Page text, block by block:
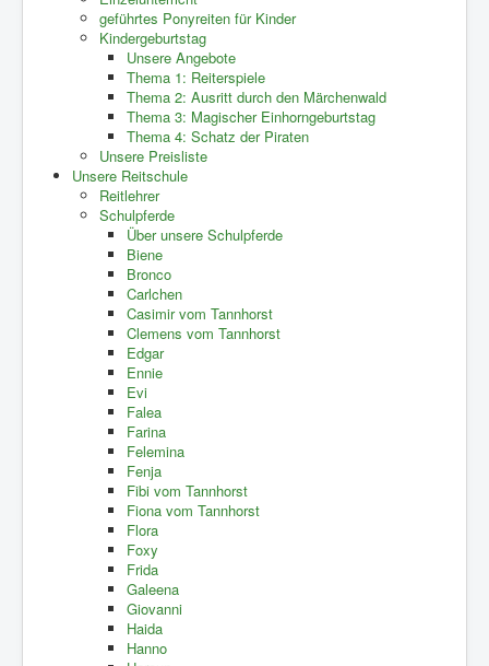
geführtes Ponyreiten für Kinder
Kindergeburtstag
Unsere Angebote
Thema 1: Reiterspiele
Thema 2: Ausritt durch den Märchenwald
Thema 3: Magischer Einhorngeburtstag
Thema 4: Schatz der Piraten
Unsere Preisliste
Unsere Reitschule
Reitlehrer
Schulpferde
Über unsere Schulpferde
Biene
Bronco
Carlchen
Casimir vom Tannhorst
Clemens vom Tannhorst
Edgar
Ennie
Evi
Falea
Farina
Felemina
Fenja
Fibi vom Tannhorst
Fiona vom Tannhorst
Flora
Foxy
Frida
Galeena
Giovanni
Haida
Hanno